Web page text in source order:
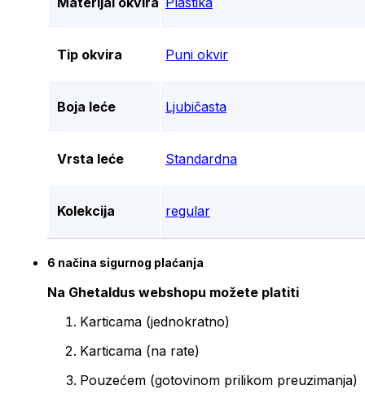
Tip okvira Puni okvir
Boja leće Ljubičasta
Vrsta leće Standardna
Kolekcija regular
6 načina sigurnog plaćanja
Na Ghetaldus webshopu možete platiti
Karticama (jednokratno)
Karticama (na rate)
Pouzećem (gotovinom prilikom preuzimanja)